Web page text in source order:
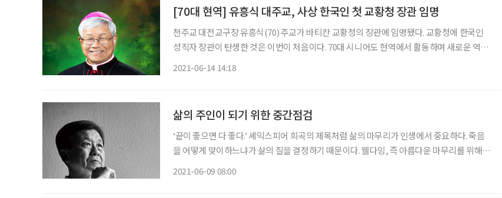
[70대 현역] 유흥식 대주교, 사상 한국인 첫 교황청 장관 임명
천주교 대전교구장 유흥식(70) 주교가 바티칸 교황청의 장관에 임명됐다. 교황청에 한국인
성직자 장관이 탄생한 것은 이번이 처음이다. 70대 시니어도 현역에서 활동하며 새로운 역사
2021-06-14 14:18
삶의 주인이 되기 위한 중간점검
‘끝이 좋으면 다 좋다.’ 셰익스피어 희곡의 제목처럼 삶의 마무리가 인생에서 중요하다. 죽음
을 어떻게 맞이하느냐가 삶의 질을 결정하기 때문이다. 웰다잉, 즉 아름다운 마무리를 위해서
2021-06-09 08:00